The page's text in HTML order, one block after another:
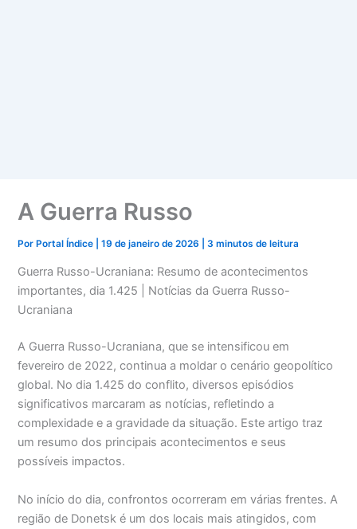
A Guerra Russo
PorPortal Índice |19 de janeiro de 2026 |3 minutos de leitura
Guerra Russo-Ucraniana: Resumo de acontecimentos
importantes, dia 1.425 | Notícias da Guerra Russo-
Ucraniana
A Guerra Russo-Ucraniana, que se intensificou em
fevereiro de 2022, continua a moldar o cenário geopolítico
global. No dia 1.425 do conflito, diversos episódios
significativos marcaram as notícias, refletindo a
complexidade e a gravidade da situação. Este artigo traz
um resumo dos principais acontecimentos e seus
possíveis impactos.
No início do dia, confrontos ocorreram em várias frentes. A
região de Donetsk é um dos locais mais atingidos, com